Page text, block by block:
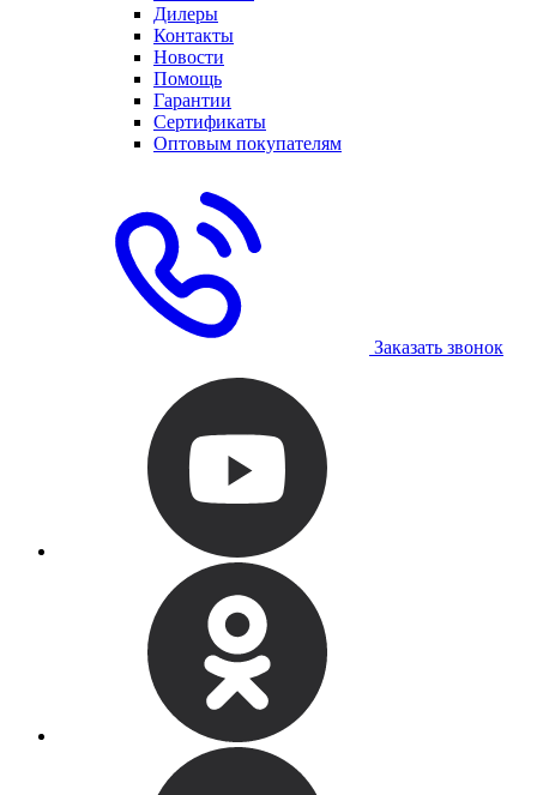
Дилеры
Контакты
Новости
Помощь
Гарантии
Сертификаты
Оптовым покупателям
Заказать звонок